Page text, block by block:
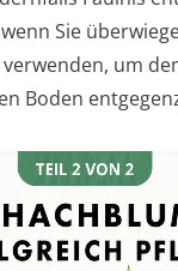
Sie
um
Boden